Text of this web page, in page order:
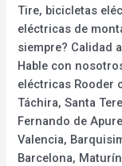
Tire, bicicletas
eléctricas de
siempre? Calidad
Hable con
eléctricas Rooder
Táchira, Santa
Fernando de
Valencia,
Barcelona,